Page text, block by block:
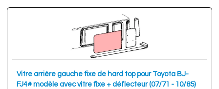
Vitre arrière gauche fixe de hard top pour Toyota BJ-
FJ4# modèle avec vitre fixe + déflecteur (07/71 - 10/85)